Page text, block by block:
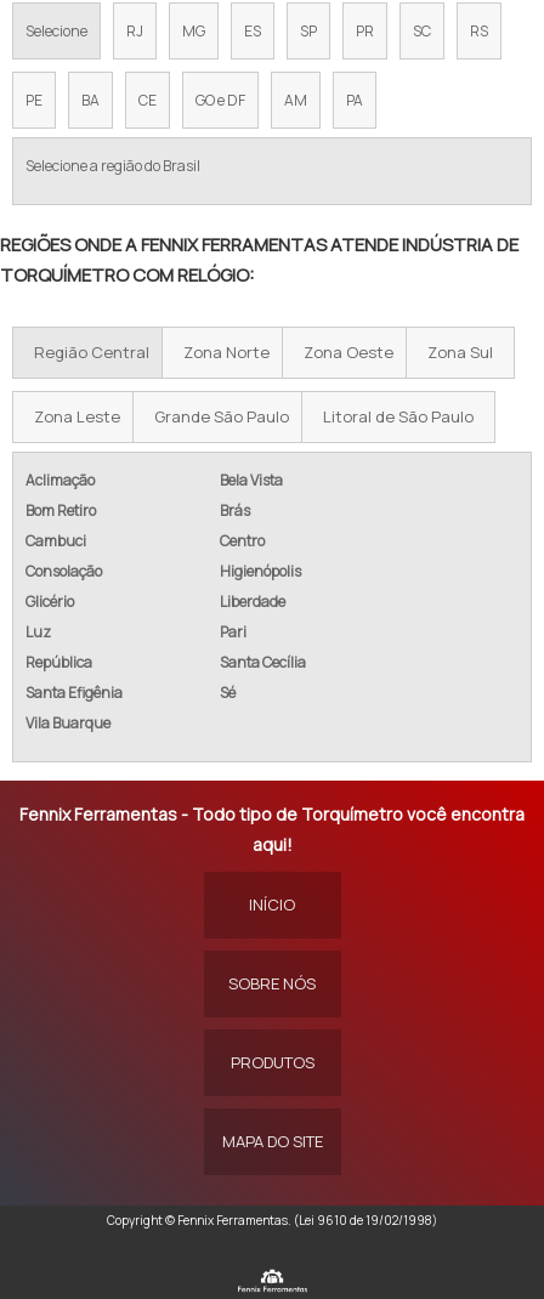
Selecione RJ MG ES SP PR SC RS
PE BA CE GO e DF AM PA
Selecione a região do Brasil
REGIÕES ONDE A FENNIX FERRAMENTAS ATENDE INDÚSTRIA DE
TORQUÍMETRO COM RELÓGIO:
Região Central Zona Norte Zona Oeste Zona Sul
Zona Leste Grande São Paulo Litoral de São Paulo
Aclimação
Bela Vista
Bom Retiro
Brás
Cambuci
Centro
Consolação
Higienópolis
Glicério
Liberdade
Luz
Pari
República
Santa Cecília
Santa Efigênia
Sé
Vila Buarque
Fennix Ferramentas - Todo tipo de Torquímetro você encontra
aqui!
INÍCIO
SOBRE NÓS
PRODUTOS
MAPA DO SITE
Copyright © Fennix Ferramentas. (Lei 9610 de 19/02/1998)